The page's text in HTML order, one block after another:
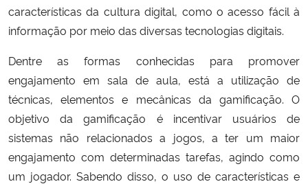
Advocacia-Geral da União
Planalto
características da cultura digital, como o acesso fácil à
informação por meio das diversas tecnologias digitais.
Dentre as formas conhecidas para promover
engajamento em sala de aula, está a utilização de
técnicas, elementos e mecânicas da gamificação. O
objetivo da gamificação é incentivar usuários de
sistemas não relacionados a jogos, a ter um maior
engajamento com determinadas tarefas, agindo como
um jogador. Sabendo disso, o uso de características e